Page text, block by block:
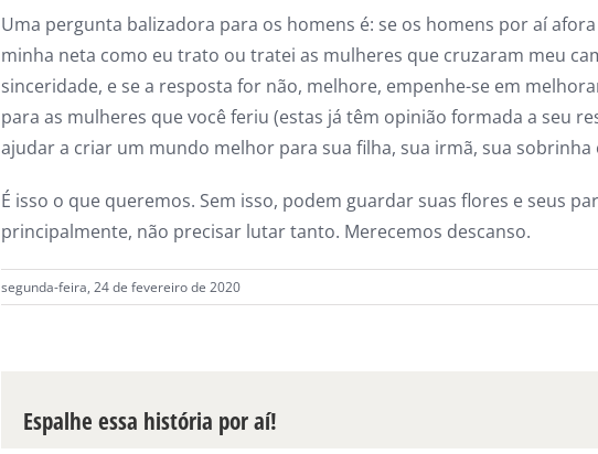
Uma pergunta balizadora para os homens é: se os homens por aí
minha neta como eu trato ou tratei as mulheres que cruzaram meu
sinceridade, e se a resposta for não, melhore, empenhe-se em
para as mulheres que você feriu (estas já têm opinião formada a seu
ajudar a criar um mundo melhor para sua filha, sua irmã, sua sobrinha
É isso o que queremos. Sem isso, podem guardar suas flores e seus
principalmente, não precisar lutar tanto. Merecemos descanso.
segunda-feira, 24 de fevereiro de 2020
Espalhe essa história por aí!